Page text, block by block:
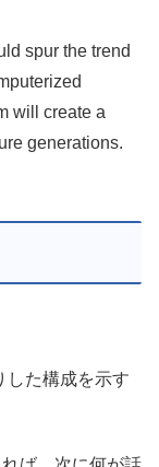
spur the trend
will create a
generations.
した構成を示す